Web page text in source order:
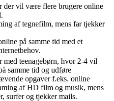
der vil være flere brugere online
af tegnefilm, mens far tjekker
på samme tid med et
med teenagebørn, hvor 2-4 vil
samme tid og udføre
opgaver f.eks. online
af HD film og musik, mens
surfer og tjekker mails.